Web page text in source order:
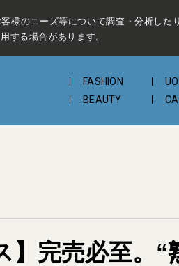
様のニーズ等について調査・分析した
する場合があります。
FASHION
BEAUTY
】完売必至。